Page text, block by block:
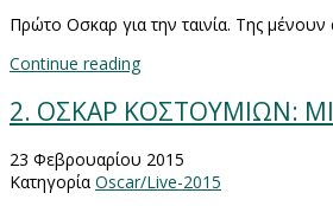
Πρώτο Οσκαρ για την ταινία. Της
Continue reading
2. ΟΣΚΑΡ ΚΟΣΤΟΥΜΙΩΝ:
23 Φεβρουαρίου 2015
Κατηγορία Oscar/Live-2015